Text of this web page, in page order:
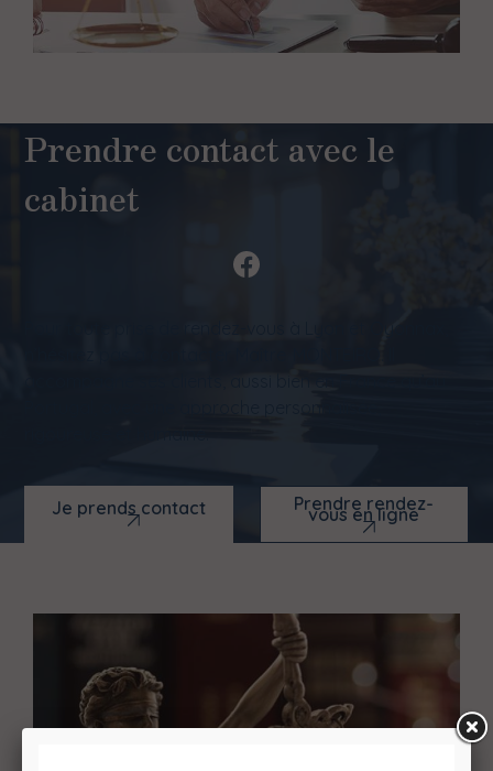
Prendre contact avec le
cabinet
Je prends contact Prendre rendez-
vous en ligne